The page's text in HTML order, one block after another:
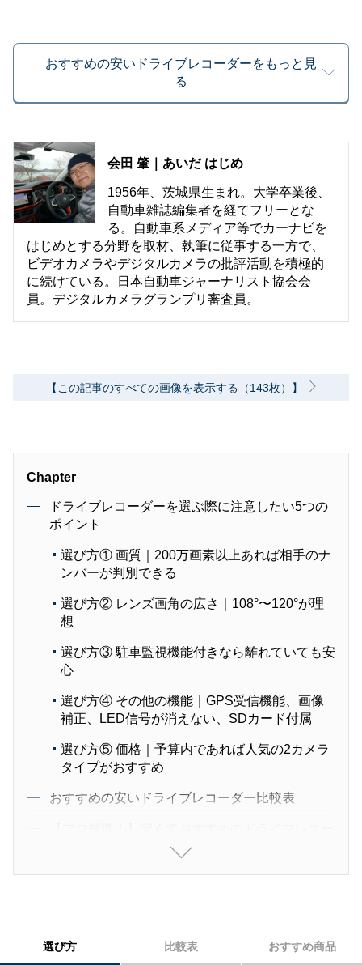
おすすめの安いドライブレコーダーをもっと見
る
会田 肇｜あいだ はじめ
1956年、茨城県生まれ。大学卒業後、
自動車雑誌編集者を経てフリーとな
る。自動車系メディア等でカーナビを
はじめとする分野を取材、執筆に従事する一方で、
ビデオカメラやデジタルカメラの批評活動を積極的
に続けている。日本自動車ジャーナリスト協会会
員。デジタルカメラグランプリ審査員。
【この記事のすべての画像を表示する（143枚）】
Chapter
ドライブレコーダーを選ぶ際に注意したい5つの
ポイント
選び方① 画質｜200万画素以上あれば相手のナ
ンバーが判別できる
選び方② レンズ画角の広さ｜108°〜120°が理
想
選び方③ 駐車監視機能付きなら離れていても安
心
選び方④ その他の機能｜GPS受信機能、画像
補正、LED信号が消えない、SDカード付属
選び方⑤ 価格｜予算内であれば人気の2カメラ
タイプがおすすめ
おすすめの安いドライブレコーダー比較表
【CarMe編集部厳選！】安くておすすめのドライ
1：事故の瞬間を記録できる
選び方 比較表 おすすめ商品